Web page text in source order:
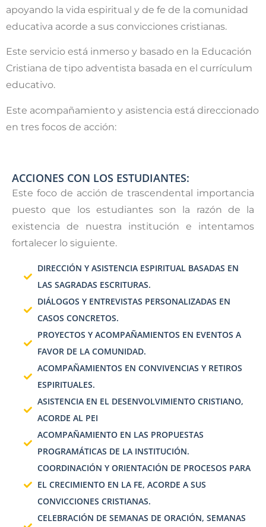
apoyando la vida espiritual y de fe de la comunidad
educativa acorde a sus convicciones cristianas.
Este servicio está inmerso y basado en la Educación
Cristiana de tipo adventista basada en el currículum
educativo.
Este acompañamiento y asistencia está direccionado
en tres focos de acción:
ACCIONES CON LOS ESTUDIANTES:
Este foco de acción de trascendental importancia
puesto que los estudiantes son la razón de la
existencia de nuestra institución e intentamos
fortalecer lo siguiente.
DIRECCIÓN Y ASISTENCIA ESPIRITUAL BASADAS EN
LAS SAGRADAS ESCRITURAS.
DIÁLOGOS Y ENTREVISTAS PERSONALIZADAS EN
CASOS CONCRETOS.
PROYECTOS Y ACOMPAÑAMIENTOS EN EVENTOS A
FAVOR DE LA COMUNIDAD.
ACOMPAÑAMIENTOS EN CONVIVENCIAS Y RETIROS
ESPIRITUALES.
ASISTENCIA EN EL DESENVOLVIMIENTO CRISTIANO,
ACORDE AL PEI
ACOMPAÑAMIENTO EN LAS PROPUESTAS
PROGRAMÁTICAS DE LA INSTITUCIÓN.
COORDINACIÓN Y ORIENTACIÓN DE PROCESOS PARA
EL CRECIMIENTO EN LA FE, ACORDE A SUS
CONVICCIONES CRISTIANAS.
CELEBRACIÓN DE SEMANAS DE ORACIÓN, SEMANAS